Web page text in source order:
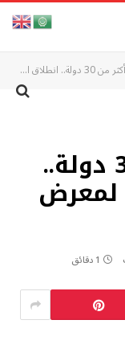
لمعرض طرابلس الدولي
بمشاركة أكثر من 30 دولة..
انطلاق الدورة الـ51 لمعرض
1 دقائق